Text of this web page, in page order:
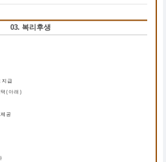
03. 복리후생
지급
( 아래 )
제공